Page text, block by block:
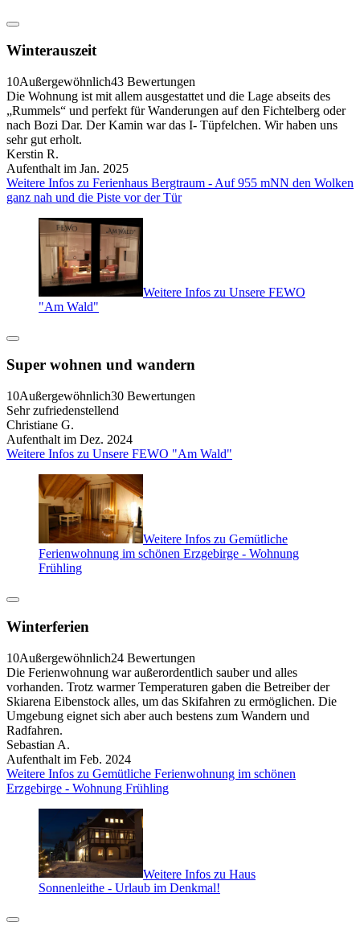
Winterauszeit
10Außergewöhnlich43 Bewertungen
Die Wohnung ist mit allem ausgestattet und die Lage abseits des
„Rummels“ und perfekt für Wanderungen auf den Fichtelberg oder
nach Bozi Dar. Der Kamin war das I- Tüpfelchen. Wir haben uns
sehr gut erholt.
Kerstin R.
Aufenthalt im Jan. 2025
Weitere Infos zu Ferienhaus Bergtraum - Auf 955 mNN den Wolken
ganz nah und die Piste vor der Tür
Weitere Infos zu Unsere FEWO
"Am Wald"
Super wohnen und wandern
10Außergewöhnlich30 Bewertungen
Sehr zufriedenstellend
Christiane G.
Aufenthalt im Dez. 2024
Weitere Infos zu Unsere FEWO "Am Wald"
Weitere Infos zu Gemütliche
Ferienwohnung im schönen Erzgebirge - Wohnung
Frühling
Winterferien
10Außergewöhnlich24 Bewertungen
Die Ferienwohnung war außerordentlich sauber und alles
vorhanden. Trotz warmer Temperaturen gaben die Betreiber der
Skiarena Eibenstock alles, um das Skifahren zu ermöglichen. Die
Umgebung eignet sich aber auch bestens zum Wandern und
Radfahren.
Sebastian A.
Aufenthalt im Feb. 2024
Weitere Infos zu Gemütliche Ferienwohnung im schönen
Erzgebirge - Wohnung Frühling
Weitere Infos zu Haus
Sonnenleithe - Urlaub im Denkmal!